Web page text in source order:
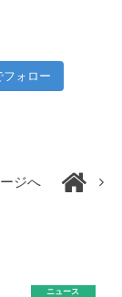
フォロー
ジへ
ニュース